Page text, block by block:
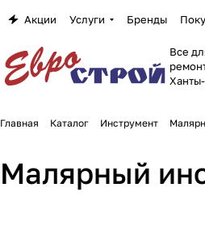
Акции Услуги Бренды
Все
Главная Каталог Инструмент
Малярный